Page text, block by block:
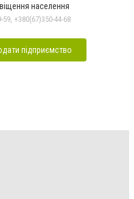
населення
59, +380(67)350-44-68
підприємство